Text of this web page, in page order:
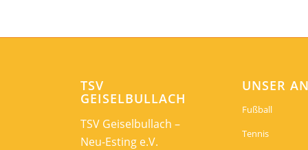
TSV
GEISELBULLACH
TSV Geiselbullach –
Neu-Esting e.V.
UNSER
Fußball
Tennis